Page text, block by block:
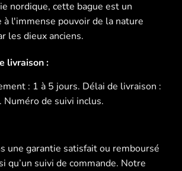
nordique, cette bague est un
à l'immense pouvoir de la nature
les dieux anciens.
livraison :
: 1 à 5 jours. Délai de livraison :
Numéro de suivi inclus.
une garantie satisfait ou remboursé
qu’un suivi de commande. Notre